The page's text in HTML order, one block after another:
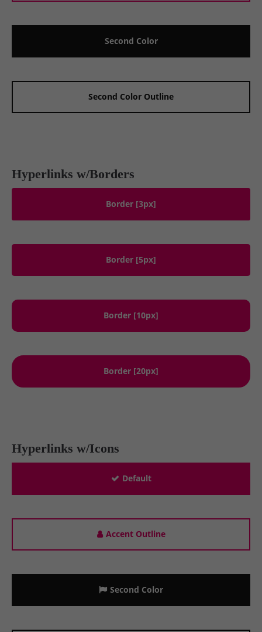
Second Color
Second Color Outline
Hyperlinks w/Borders
Border [3px]
Border [5px]
Border [10px]
Border [20px]
Hyperlinks w/Icons
Default
Accent Outline
Second Color